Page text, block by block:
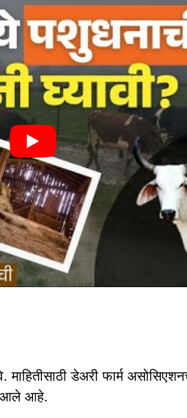
माहितीसाठी डेअरी फार्म
आले आहे.